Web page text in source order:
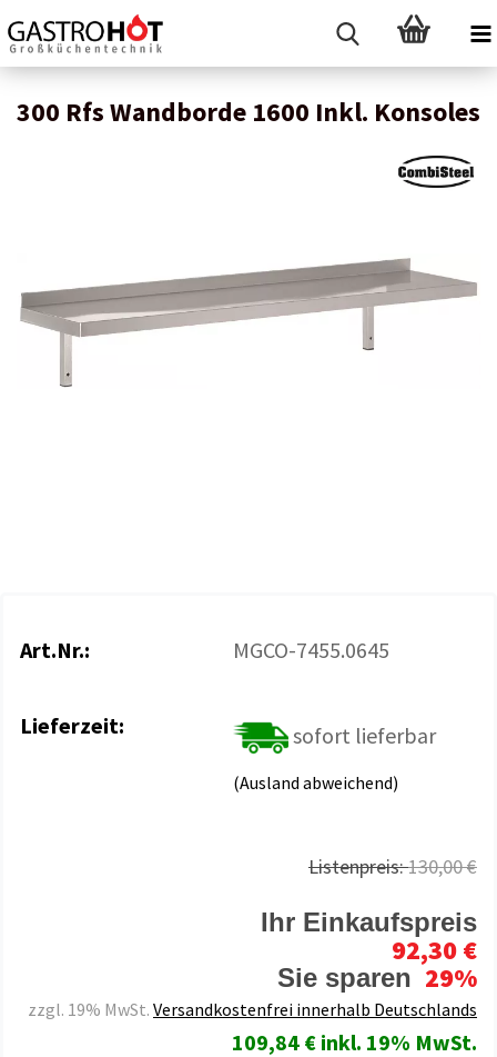
300 Rfs Wandborde 1600 Inkl. Konsoles
Art.Nr.: MGCO-7455.0645
Lieferzeit: sofort lieferbar
(Ausland abweichend)
Listenpreis:130,00 €
Ihr Einkaufspreis
92,30 €
Sie sparen 29%
zzgl. 19% MwSt. Versandkostenfrei innerhalb Deutschlands
109,84 € inkl. 19% MwSt.